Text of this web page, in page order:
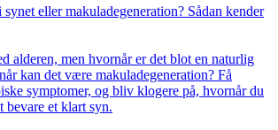
eller makuladegeneration? Sådan kender
alderen, men hvornår er det blot en naturlig
kan det være makuladegeneration? Få
symptomer, og bliv klogere på, hvornår du
et klart syn.